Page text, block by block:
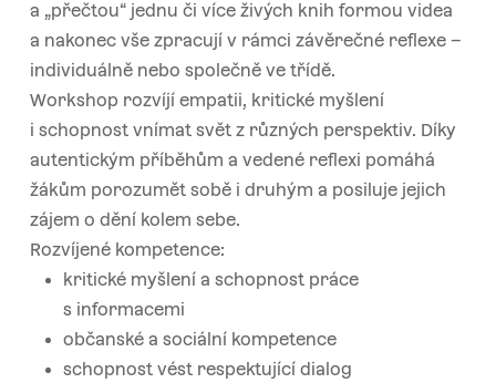
a „přečtou“ jednu či více živých knih formou videa
a nakonec vše zpracují v rámci závěrečné reflexe –
individuálně nebo společně ve třídě.
Workshop rozvíjí empatii, kritické myšlení
i schopnost vnímat svět z různých perspektiv. Díky
autentickým příběhům a vedené reflexi pomáhá
žákům porozumět sobě i druhým a posiluje jejich
zájem o dění kolem sebe.
Rozvíjené kompetence:
kritické myšlení a schopnost práce
s informacemi
občanské a sociální kompetence
schopnost vést respektující dialog